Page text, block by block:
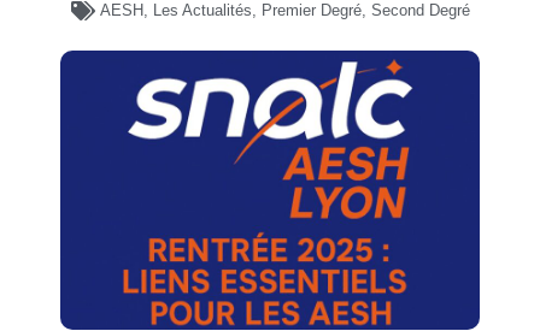
AESH , Les Actualités, Premier Degré, Second Degré